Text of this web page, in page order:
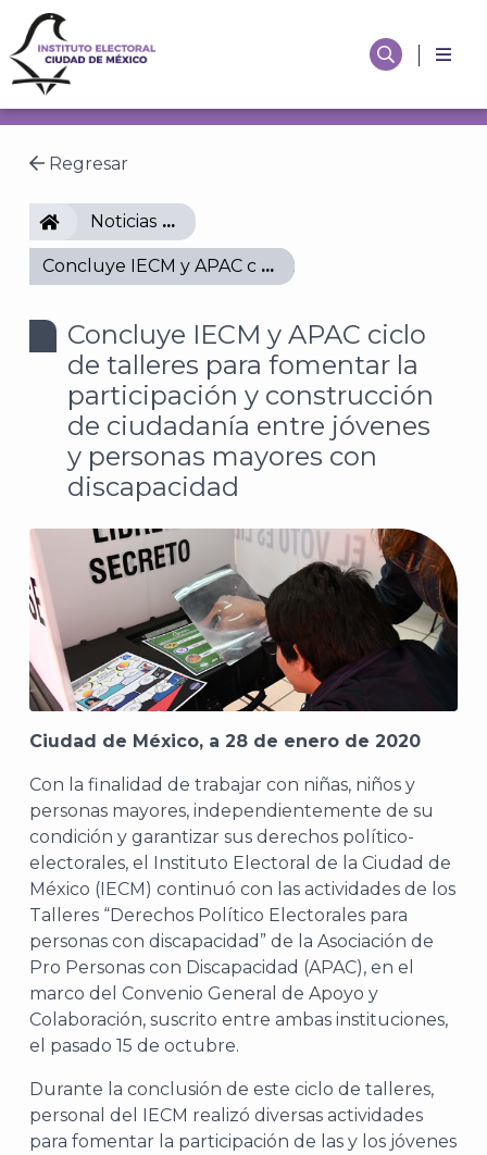
Regresar
IECMNoticias
Concluye IECM y APAC ciclo de talleres para
Concluye IECM y APAC ciclo
de talleres para fomentar la
participación y construcción
de ciudadanía entre jóvenes
y personas mayores con
discapacidad
Ciudad de México, a 28 de enero de 2020
Con la finalidad de trabajar con niñas, niños y
personas mayores, independientemente de su
condición y garantizar sus derechos político-
electorales, el Instituto Electoral de la Ciudad de
México (IECM) continuó con las actividades de los
Talleres “Derechos Político Electorales para
personas con discapacidad” de la Asociación de
Pro Personas con Discapacidad (APAC), en el
marco del Convenio General de Apoyo y
Colaboración, suscrito entre ambas instituciones,
el pasado 15 de octubre.
Durante la conclusión de este ciclo de talleres,
personal del IECM realizó diversas actividades
para fomentar la participación de las y los jóvenes